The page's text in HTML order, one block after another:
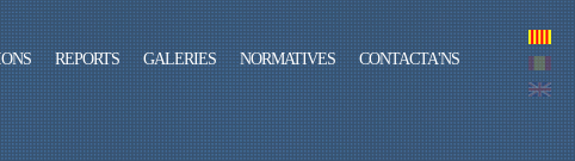
REPORTS GALERIES NORMATIVES CONTACTA'NS